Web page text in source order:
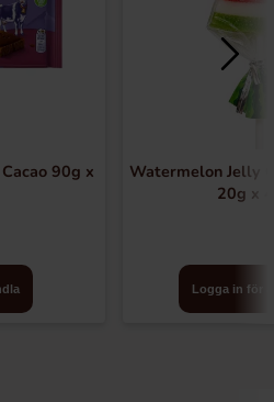
90g x
Watermelon Jelly
20g x
Logga in för